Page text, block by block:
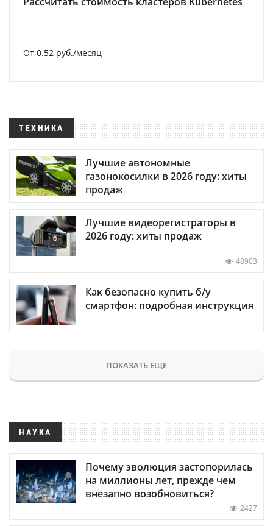
От 0.52 руб./месяц
ТЕХНИКА
Лучшие автономные
газонокосилки в 2026 году: хиты
продаж
Лучшие видеорегистраторы в
2026 году: хиты продаж
48903
Как безопасно купить б/у
смартфон: подробная инструкция
ПОКАЗАТЬ ЕЩЕ
НАУКА
Почему эволюция застопорилась
на миллионы лет, прежде чем
внезапно возобновиться?
2427